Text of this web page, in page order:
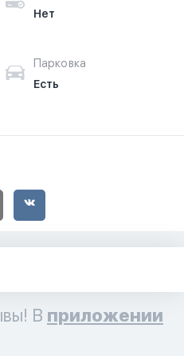
Нет
Парковка
Есть
В приложении